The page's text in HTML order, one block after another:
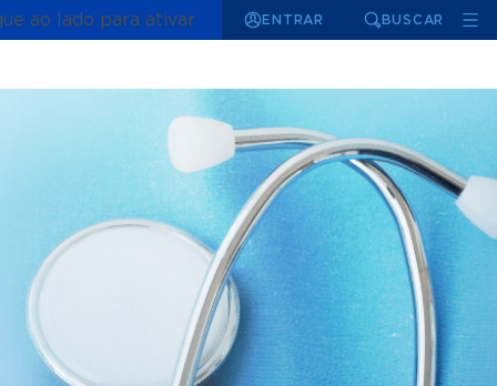
ao lado para ativar ENTRAR BUSCAR